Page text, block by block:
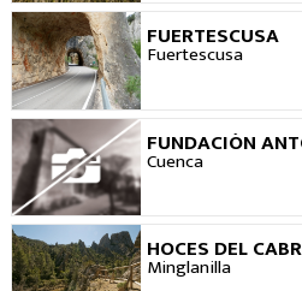
FUERTESCUSA
Fuertescusa VER
FUNDACIÓN
Cuenca VER
HOCES DEL
Minglanilla VER